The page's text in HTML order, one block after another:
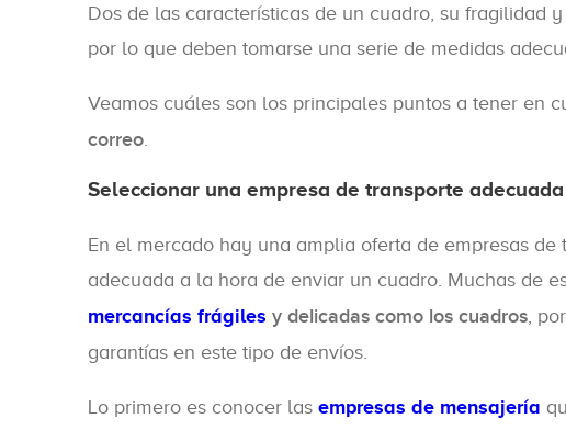
Dos de las características de un cuadro, su fragilidad
por lo que deben tomarse una serie de medidas
Veamos cuáles son los principales puntos a tener en
correo.
Seleccionar una empresa de transporte adecuada
En el mercado hay una amplia oferta de empresas
adecuada a la hora de enviar un cuadro. Muchas de
mercancías frágiles y delicadas como los cuadros,
garantías en este tipo de envíos.
Lo primero es conocer las empresas de mensajería